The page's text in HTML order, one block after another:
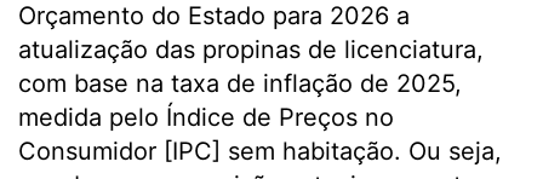
Orçamento do Estado para 2026 a
atualização das propinas de licenciatura,
com base na taxa de inflação de 2025,
medida pelo Índice de Preços no
Consumidor [IPC] sem habitação. Ou seja,